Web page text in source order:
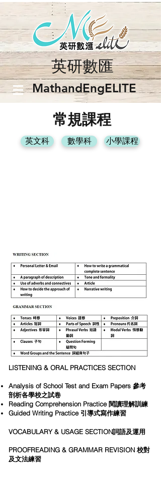
英研數匯
​MathandEngELITE
常規課程
英文科 數學科 小學課程
LISTENING & ORAL PRACTICES SECTION
Analysis of School Test and Exam Papers 參考
剖析各學校之試卷
Reading Comprehension Practice 閱讀理解訓練
Guided Writing Practice 引導式寫作練習
VOCABULARY & USAGE SECTION詞語及運用
PROOFREADING & GRAMMAR REVISION 校對
及文法練習